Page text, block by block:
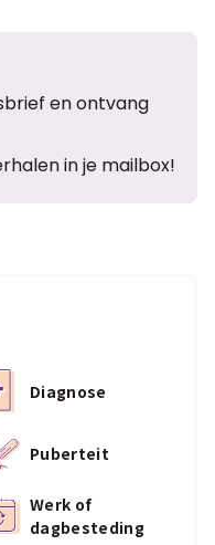
en ontvang
in je mailbox!
Diagnose
Puberteit
Werk of
dagbesteding